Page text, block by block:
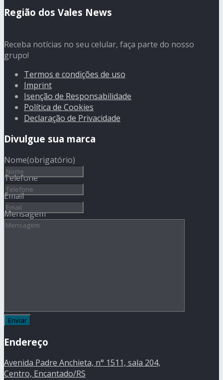
Região dos Vales News
Receba notícias no seu celular, faça parte do nosso
grupo!
Termos e condições de uso
Imprint
Isenção de Responsabilidade
Política de Cookies
Declaração de Privacidade
Divulgue sua marca
Nome(obrigatório)
Telefone
Email
Mensagem
Endereço
Avenida Padre Anchieta, n° 1511, sala 204,
Centro, Encantado/RS